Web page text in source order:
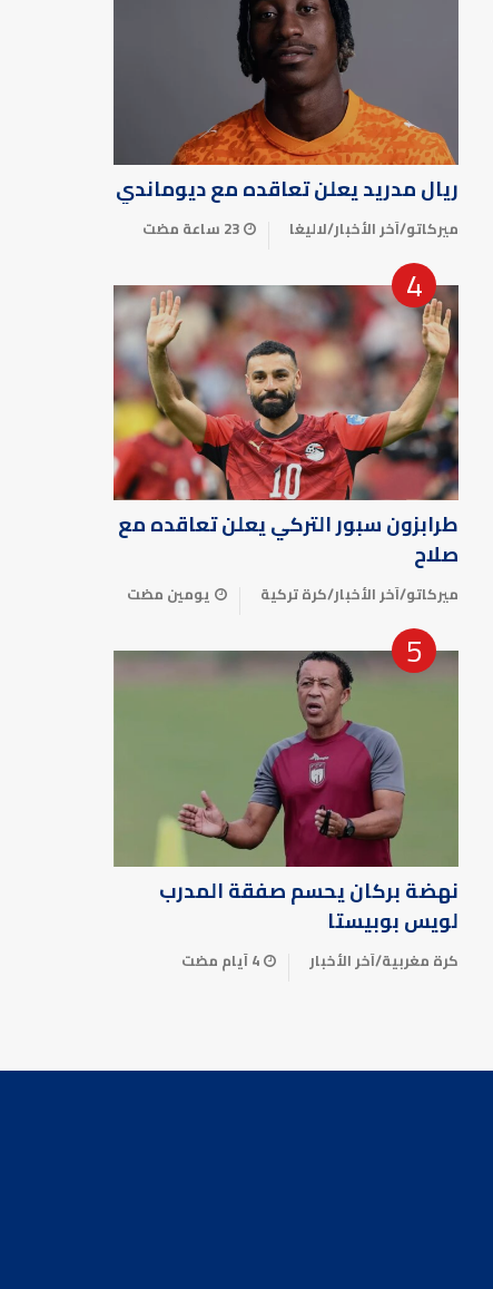
ريال مدريد يعلن تعاقده مع ديوماندي
ميركاتو/آخر الأخبار/لاليغا 23 ساعة مضت
طرابزون سبور التركي يعلن تعاقده مع
صلاح
ميركاتو/آخر الأخبار/كرة تركية يومين مضت
نهضة بركان يحسم صفقة المدرب
لويس بوبيستا
كرة مغربية/آخر الأخبار 4 أيام مضت